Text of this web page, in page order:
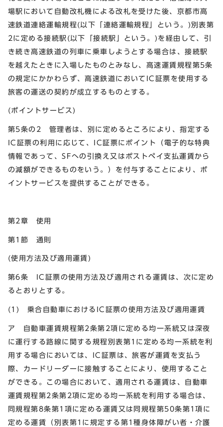
場駅において自動改札機による改札を受けた後、京都市高
速鉄道連絡運輸規程(以下「連絡運輸規程」という。)別表第
2に定める接続駅(以下「接続駅」という。)を経由して、引
き続き高速鉄道の列車に乗車しようとする場合は、接続駅
を越えたときに入場したものとみなし、高速運賃規程第5条
の規定にかかわらず、高速鉄道においてIC証票を使用する
旅客の運送の契約が成立するものとする。
(ポイントサービス)
第5条の2 管理者は、別に定めるところにより、指定する
IC証票の利用に応じて、IC証票にポイント（電子的な特典
情報であって、SFへの引換え又はポストペイ支払運賃から
の減額ができるものをいう。）を付与することにより、ポ
イントサービスを提供することができる。
第2章 使用
第1節 通則
(使用方法及び適用運賃)
第6条 IC証票の使用方法及び適用される運賃は、次に定め
るとおりとする。
(1) 乗合自動車におけるIC証票の使用方法及び適用運賃
ア 自動車運賃規程第2条第2項に定める均一系統又は深夜
に運行する路線に関する規程別表第1に定める均一系統を利
用する場合においては、IC証票は、旅客が運賃を支払う
際、カードリーダーに接触することにより、使用すること
ができる。この場合において、適用される運賃は、自動車
運賃規程第2条第2項に定める均一系統を利用する場合は、
同規程第8条第1項に定める運賃又は同規程第50条第1項に
定める運賃（別表第1に規定する第1種身体障がい者・介護